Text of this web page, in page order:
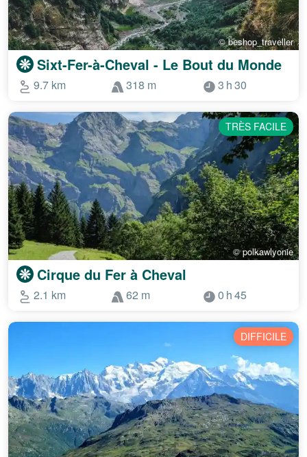
© beshop_traveller
Sixt-Fer-à-Cheval - Le Bout du Monde
9.7 km 318 m 3 h 30
TRÈS FACILE
© polkawlyonie
Cirque du Fer à Cheval
2.1 km 62 m 0 h 45
DIFFICILE